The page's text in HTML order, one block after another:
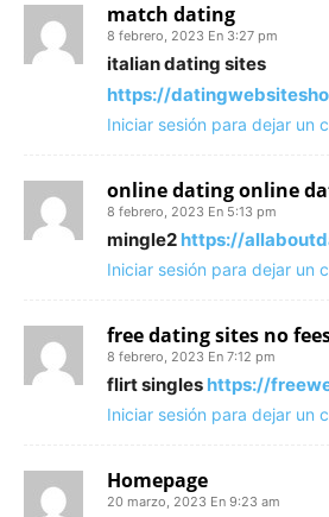
match dating
8 febrero, 2023 En 3:27 pm
italian dating sites
https://
Iniciar sesión para dejar un
online dating online
8 febrero, 2023 En 5:13 pm
mingle2 https://
Iniciar sesión para dejar un
free dating sites no
8 febrero, 2023 En 7:12 pm
flirt singles https://
Iniciar sesión para dejar un
Homepage
20 marzo, 2023 En 9:23 am